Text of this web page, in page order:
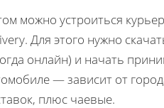
можно устроиться
Для этого нужно
онлайн) и начать
— зависит от
плюс чаевые.